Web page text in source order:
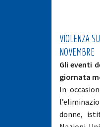
VIOLENZA
NOVEMBRE
Gli eventi
giornata
In
donne,